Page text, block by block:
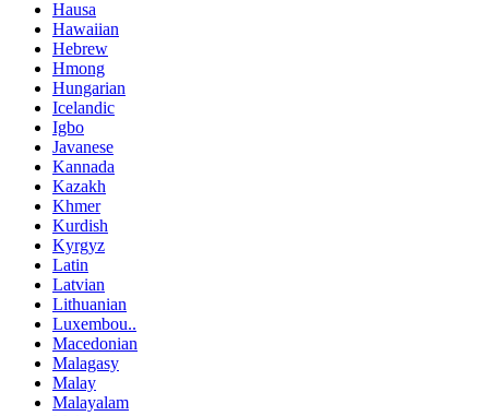
Hausa
Hawaiian
Hebrew
Hmong
Hungarian
Icelandic
Igbo
Javanese
Kannada
Kazakh
Khmer
Kurdish
Kyrgyz
Latin
Latvian
Lithuanian
Luxembou..
Macedonian
Malagasy
Malay
Malayalam